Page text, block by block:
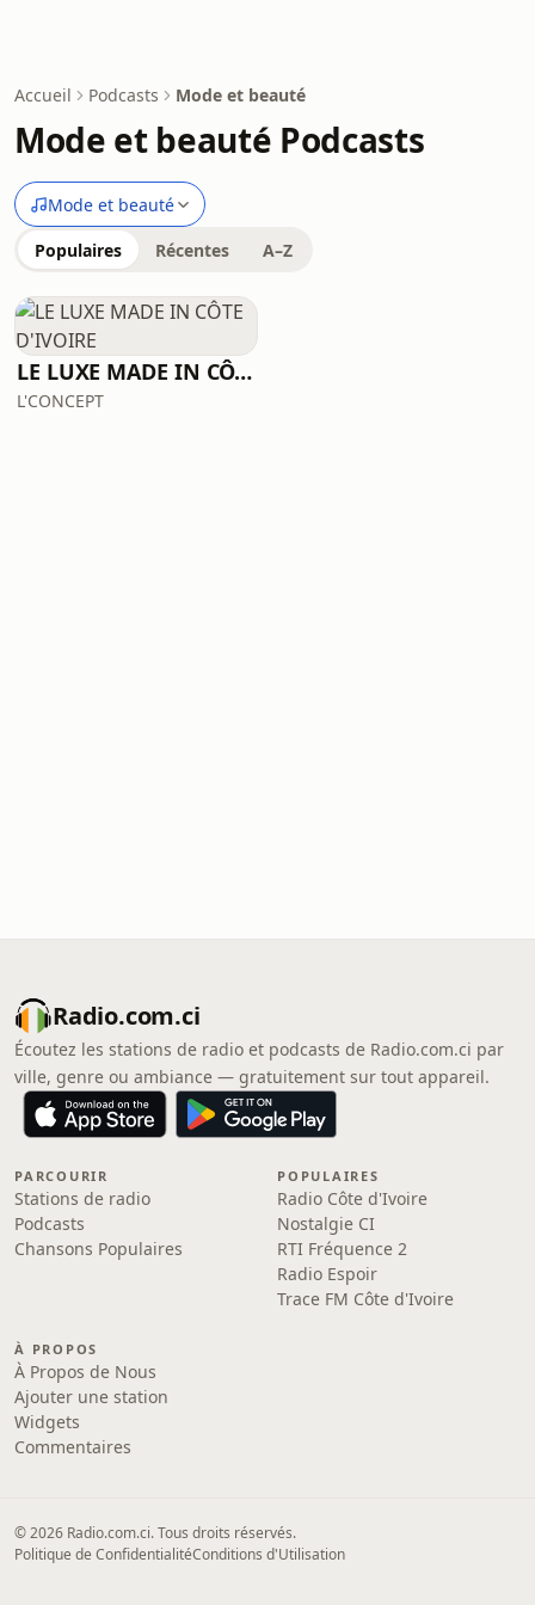
Accueil Podcasts Mode et beauté
Mode et beauté Podcasts
Mode et beauté
Populaires Récentes A–Z
LE LUXE MADE IN CÔTE D'IVOIRE
L'CONCEPT
Radio.com.ci
Écoutez les stations de radio et podcasts de Radio.com.ci par
ville, genre ou ambiance — gratuitement sur tout appareil.
PARCOURIR
Stations de radio
Podcasts
Chansons Populaires
POPULAIRES
Radio Côte d'Ivoire
Nostalgie CI
RTI Fréquence 2
Radio Espoir
Trace FM Côte d'Ivoire
À PROPOS
À Propos de Nous
Ajouter une station
Widgets
Commentaires
© 2026 Radio.com.ci. Tous droits réservés.
Politique de ConfidentialitéConditions d'Utilisation